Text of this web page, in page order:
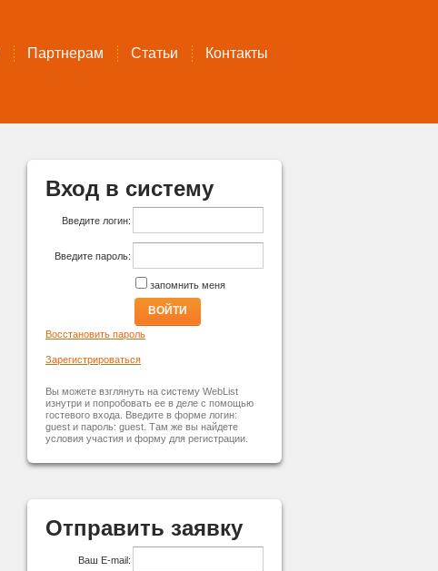
Партнерам Статьи Контакты
Вход в систему
Введите логин:
Введите пароль:
запомнить меня
ВОЙТИ
Восстановить пароль
Зарегистрироваться
Вы можете взглянуть на систему WebList
изнутри и попробовать ее в деле с помощью
гостевого входа. Введите в форме логин:
guest и пароль: guest. Там же вы найдете
условия участия и форму для регистрации.
Отправить заявку
Ваш E-mail: